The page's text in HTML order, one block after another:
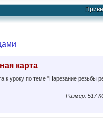
карта
к уроку по теме "Нарезание резьбы
Размер: 517